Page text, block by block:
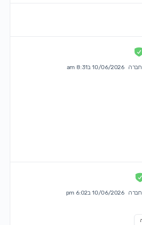
חברה 10/06/2026 ב8:31 am
חברה 10/06/2026 ב6:02 pm